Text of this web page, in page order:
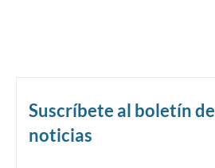
Suscríbete al boletín de
noticias